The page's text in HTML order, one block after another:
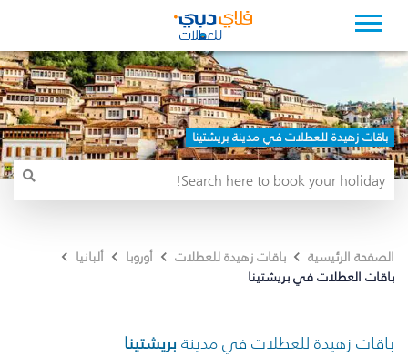
باقات زهيدة للعطلات في مدينة بريشتينا
الصفحة الرئيسية باقات زهيدة للعطلات أوروبا
ألبانيا
باقات العطلات في بريشتينا
باقات زهيدة للعطلات في مدينة بريشتينا